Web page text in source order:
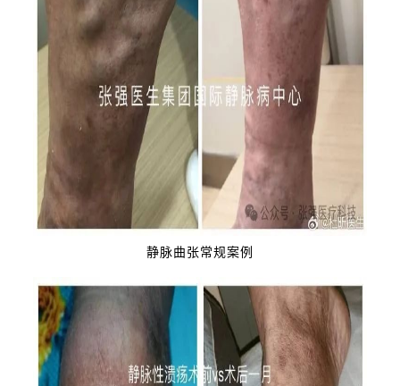
静脉曲张常规案例